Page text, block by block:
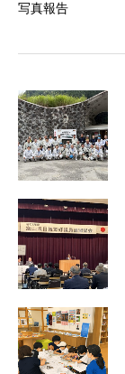
写真報告